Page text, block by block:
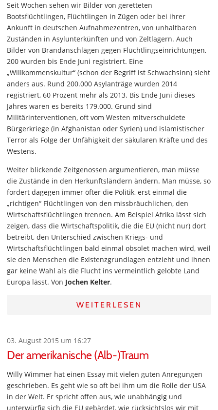
Seit Wochen sehen wir Bilder von geretteten
Bootsflüchtlingen, Flüchtlingen in Zügen oder bei ihrer
Ankunft in deutschen Aufnahmezentren, von unhaltbaren
Zuständen in Asylunterkünften und von Zeltlagern. Auch
Bilder von Brandanschlägen gegen Flüchtlingseinrichtungen,
200 wurden bis Ende Juni registriert. Eine
„Willkommenskultur“ (schon der Begriff ist Schwachsinn) sieht
anders aus. Rund 200.000 Asylanträge wurden 2014
registriert, 60 Prozent mehr als 2013. Bis Ende Juni dieses
Jahres waren es bereits 179.000. Grund sind
Militärinterventionen, oft vom Westen mitverschuldete
Bürgerkriege (in Afghanistan oder Syrien) und islamistischer
Terror als Folge der Unfähigkeit der säkularen Kräfte und des
Westens.
Weiter blickende Zeitgenossen argumentieren, man müsse
die Zustände in den Herkunftsländern ändern. Man müsse, so
fordert dagegen immer öfter die Politik, erst einmal die
„richtigen“ Flüchtlingen von den missbräuchlichen, den
Wirtschaftsflüchtlingen trennen. Am Beispiel Afrika lässt sich
zeigen, dass die Wirtschaftspolitik, die die EU (nicht nur) dort
betreibt, den Unterschied zwischen Kriegs- und
Wirtschaftsflüchtlingen bald einmal obsolet machen wird, weil
sie den Menschen die Existenzgrundlagen entzieht und ihnen
gar keine Wahl als die Flucht ins vermeintlich gelobte Land
Europa lässt. Von Jochen Kelter.
WEITERLESEN
03. August 2015 um 16:27
Der amerikanische (Alb-)Traum
Willy Wimmer hat einen Essay mit vielen guten Anregungen
geschrieben. Es geht wie so oft bei ihm um die Rolle der USA
in der Welt. Er spricht offen aus, wie unabhängig und
unterwürfig sich die EU gebärdet, wie rücksichtslos wir mit